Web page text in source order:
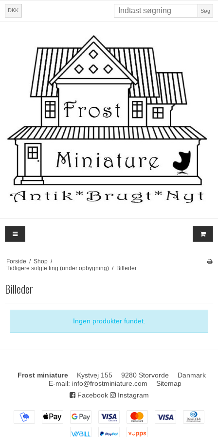
DKK Søg
Forside / Shop /
Tidligere solgte ting (under opbygning) / Billeder
Billeder
Ingen produkter fundet.
Frost miniature Kystvej 155 9280 Storvorde
Danmark
E-mail: info@frostminiature.com
Sitemap
Facebook
Instagram